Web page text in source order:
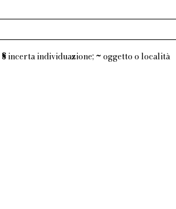
§incerta individuazione; ~ oggetto o località